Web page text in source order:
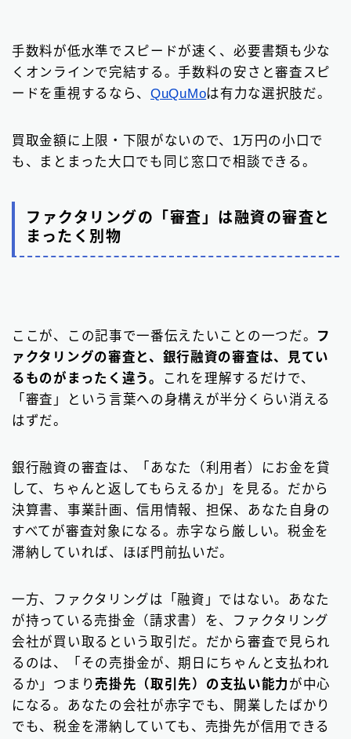
手数料が低水準でスピードが速く、必要書類も少な
くオンラインで完結する。手数料の安さと審査スピ
ードを重視するなら、 QuQuMoは有力な選択肢だ。
買取金額に上限・下限がないので、1万円の小口で
も、まとまった大口でも同じ窓口で相談できる。
ファクタリングの「審査」は融資の審査と
まったく別物
ここが、この記事で一番伝えたいことの一つだ。 フ
ァクタリングの審査と、銀行融資の審査は、見てい
るものがまったく違う。
これを理解するだけで、
「審査」という言葉への身構えが半分くらい消える
はずだ。
銀行融資の審査は、「あなた（利用者）にお金を貸
して、ちゃんと返してもらえるか」を見る。だから
決算書、事業計画、信用情報、担保、あなた自身の
すべてが審査対象になる。赤字なら厳しい。税金を
滞納していれば、ほぼ門前払いだ。
一方、ファクタリングは「融資」ではない。あなた
が持っている売掛金（請求書）を、ファクタリング
会社が買い取るという取引だ。だから審査で見られ
るのは、「その売掛金が、期日にちゃんと支払われ
るか」つまり 売掛先（取引先）の支払い能力が中心
になる。あなたの会社が赤字でも、開業したばかり
でも、税金を滞納していても、売掛先が信用できる